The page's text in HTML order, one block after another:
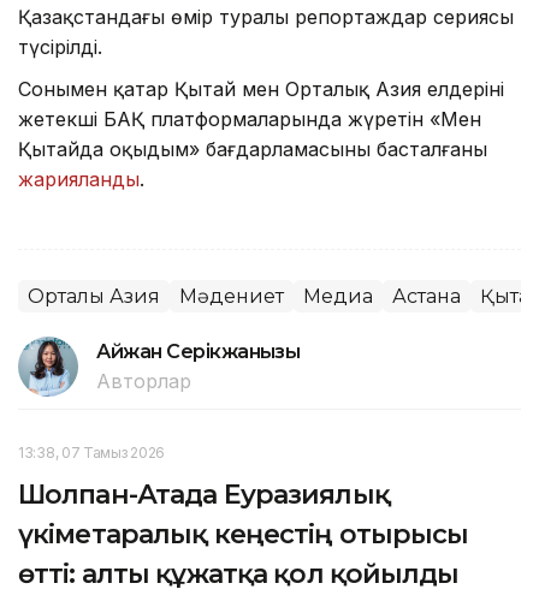
Қазақстандағы өмір туралы репортаждар сериясы
түсірілді.
Сонымен қатар Қытай мен Орталық Азия елдерінің
жетекші БАҚ платформаларында жүретін «Мен
Қытайда оқыдым» бағдарламасының басталғаны
жарияланды.
Орталық Азия Мәдениет Медиа Астана
Айжан Серікжанқызы
Авторлар
13:38, 07 Тамыз 2026
Шолпан-Атада Еуразиялық
үкіметаралық кеңестің отырысы
өтті: алты құжатқа қол қойылды